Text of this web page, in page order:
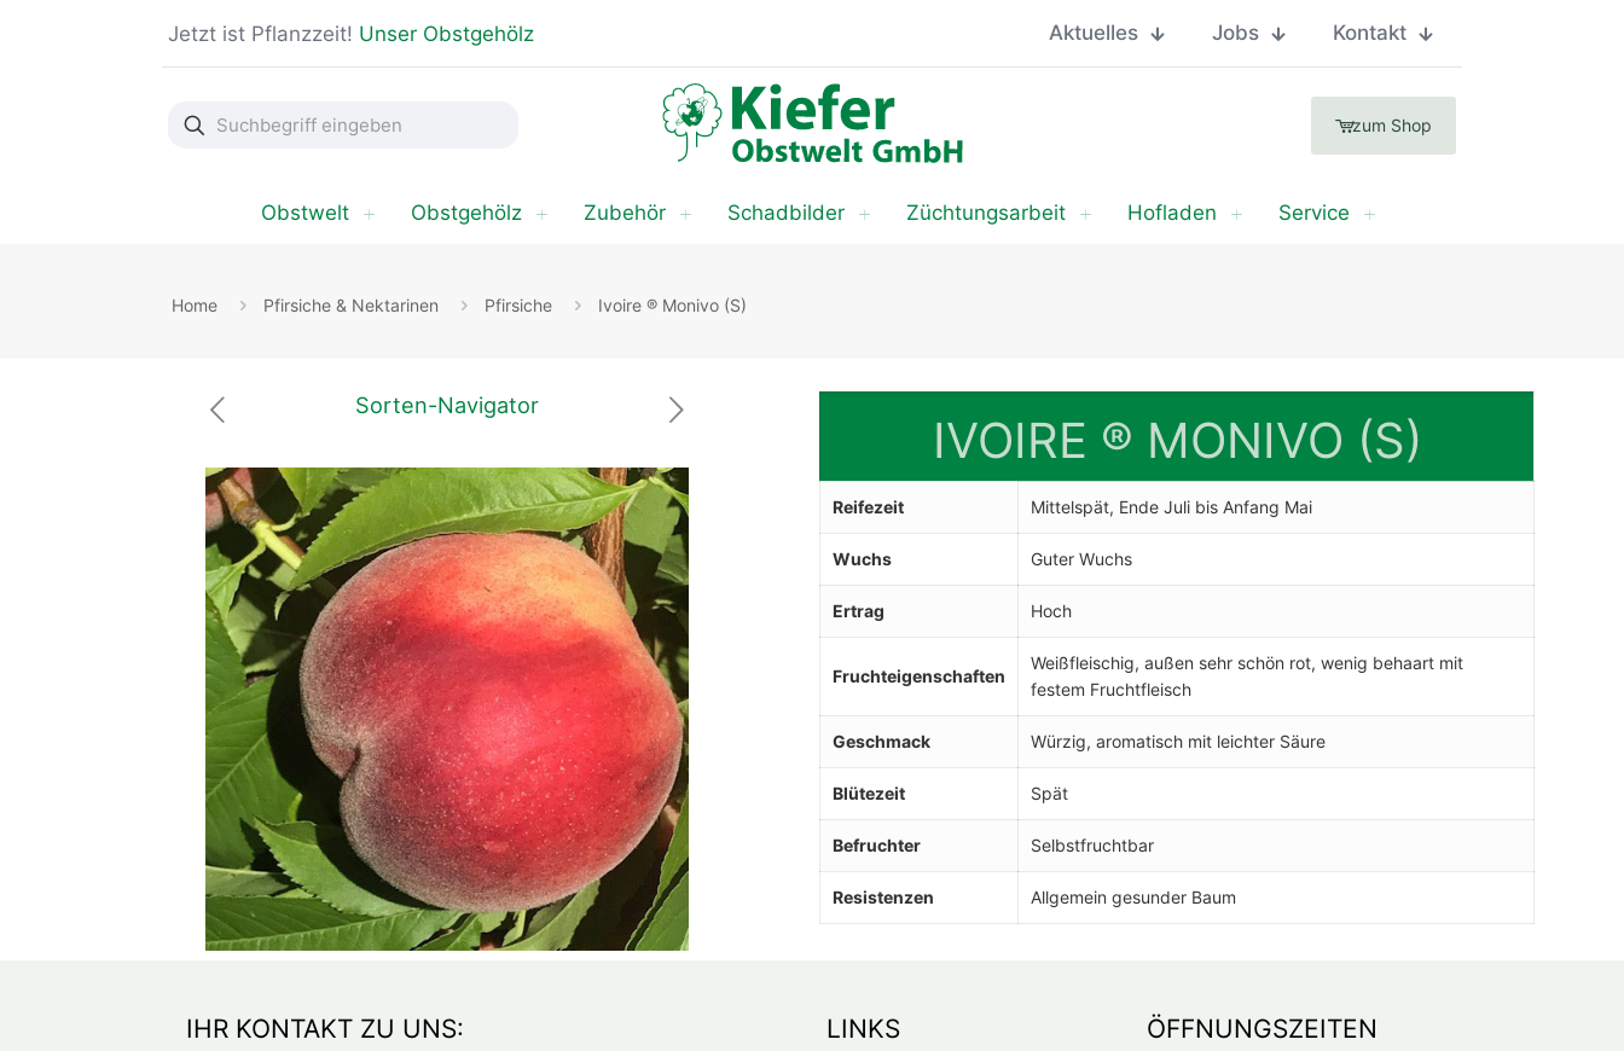
Jetzt ist Pflanzzeit! Unser Obstgehölz Aktuelles Jobs Kontakt
Suchbegriff
eingeben
zum Shop
Obstwelt Obstgehölz Zubehör Schadbilder Züchtungsarbeit Hofladen Service
Home Pfirsiche & Nektarinen Pfirsiche Ivoire ® Monivo (S)
Sorten-Navigator
IVOIRE ® MONIVO (S)
Reifezeit Mittelspät, Ende Juli bis Anfang Mai
Wuchs Guter Wuchs
Ertrag Hoch
Fruchteigenschaften
Weißfleischig, außen sehr schön rot, wenig behaart mit
festem Fruchtfleisch
Geschmack Würzig, aromatisch mit leichter Säure
Blütezeit Spät
Befruchter Selbstfruchtbar
Resistenzen Allgemein gesunder Baum
IHR KONTAKT ZU UNS: LINKS ÖFFNUNGSZEITEN